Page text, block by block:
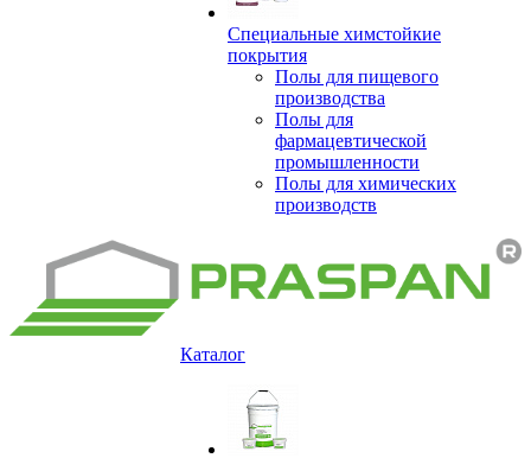
Специальные химстойкие
покрытия
Полы для пищевого
производства
Полы для
фармацевтической
промышленности
Полы для химических
производств
Каталог